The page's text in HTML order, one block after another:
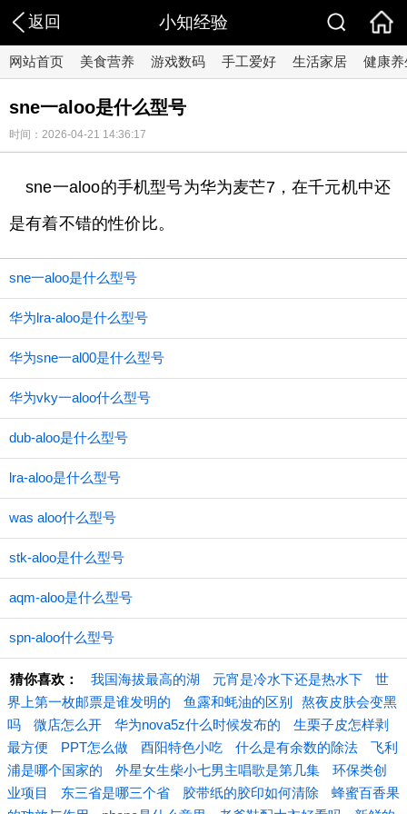
返回 小知经验
网站首页 美食营养 游戏数码 手工爱好 生活家居 健康养
sne一aloo是什么型号
时间：2026-04-21 14:36:17
sne一aloo的手机型号为华为麦芒7，在千元机中还
是有着不错的性价比。
sne一aloo是什么型号
华为lra-aloo是什么型号
华为sne一al00是什么型号
华为vky一aloo什么型号
dub-aloo是什么型号
lra-aloo是什么型号
was aloo什么型号
stk-aloo是什么型号
aqm-aloo是什么型号
spn-aloo什么型号
猜你喜欢： 我国海拔最高的湖 元宵是冷水下还是热水下
世
界上第一枚邮票是谁发明的
鱼露和蚝油的区别
​熬夜皮肤会变黑
吗
微店怎么开 华为nova5z什么时候发布的
生栗子皮怎样剥
最方便
PPT怎么做 酉阳特色小吃 什么是有余数的除法
飞利
浦是哪个国家的
外星女生柴小七男主唱歌是第几集
环保类创
业项目
东三省是哪三个省 胶带纸的胶印如何清除
蜂蜜百香果